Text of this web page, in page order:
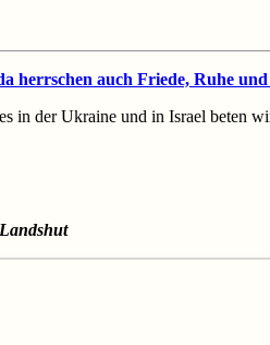
herrschen auch Friede, Ruhe
in der Ukraine und in Israel beten